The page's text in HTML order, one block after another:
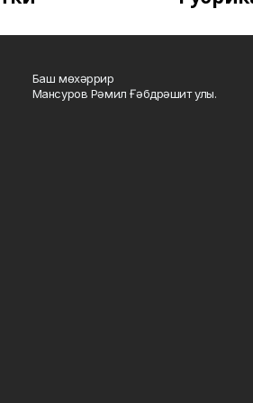
Баш мөхәррир
Мансуров Рәмил Ғәбдрәшит улы.